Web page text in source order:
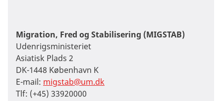
Migration, Fred og Stabilisering (MIGSTAB)
Udenrigsministeriet
Asiatisk Plads 2
DK-1448 København K
E-mail: migstab@um.dk
Tlf: (+45) 33920000